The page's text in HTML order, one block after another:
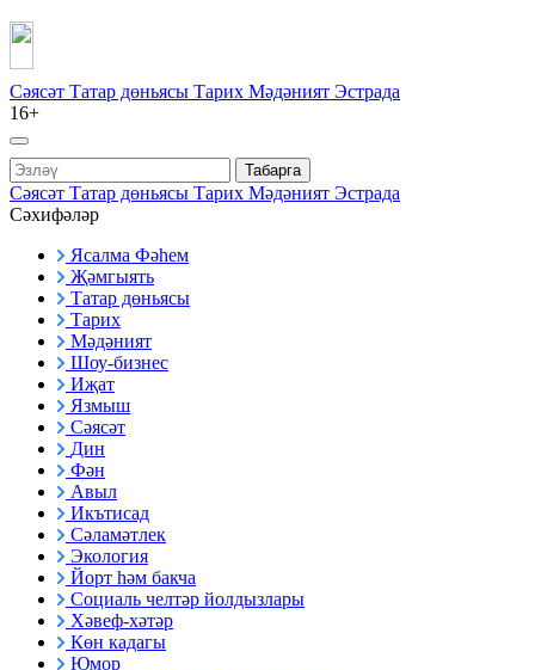
Сәясәт Татар дөньясы Тарих Мәдәният Эстрада
16+
Табарга
Сәясәт Татар дөньясы Тарих Мәдәният Эстрада
Сәхифәләр
Ясалма Фәһем
Җәмгыять
Татар дөньясы
Тарих
Мәдәният
Шоу-бизнес
Иҗат
Язмыш
Сәясәт
Дин
Фән
Авыл
Икътисад
Сәламәтлек
Экология
Йорт һәм бакча
Социаль челтәр йолдызлары
Хәвеф-хәтәр
Көн кадагы
Юмор